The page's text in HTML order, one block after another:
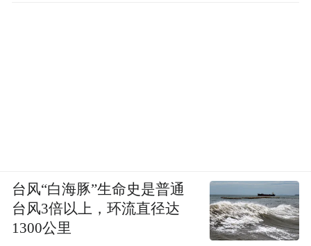
台风“白海豚”生命史是普通
台风3倍以上，环流直径达
1300公里